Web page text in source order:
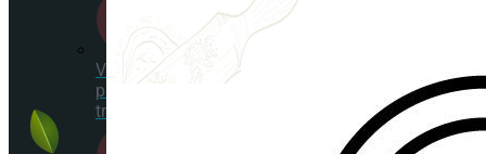
Vasos
plástico
transparentes